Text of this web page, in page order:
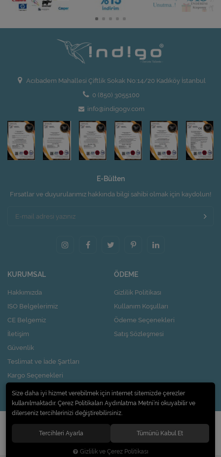
Acıbadem Mahallesi Çiftlik Sokak No:14/20 Kadıköy İstanbul
0 (850) 3055100
info@indigogv.com
E-Bülten
Fırsatlar ve duyurularımız hakkında bilgi sahibi olmak için kaydolun!
KURUMSAL
Hakkımızda
ISO Belgelerimiz
CE Belgemiz
İletişim
Güvenlik
Teslimat ve İade Şartları
Kargo Seçenekleri
Nasıl Kupon Kazanırım?
ÖDEME
Gizlilik Politikası
Kullanım Koşulları
Ödeme Seçenekleri
Satış Sözleşmesi
© 2020Pi Design İç ve Dış Ticaret Limited Şirketi. Tüm hakları saklıdır.
Size daha iyi hizmet verebilmek için internet sitemizde çerezler
kullanılmaktadır. Çerez Politikaları Aydınlatma Metni’ni okuyabilir ve
dilerseniz tercihlerinizi değiştirebilirsiniz.
Tercihleri Ayarla Tümünü Kabul Et
Gizlilik ve Çerez Politikası